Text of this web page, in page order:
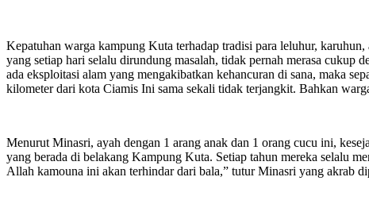
Kepatuhan warga kampung Kuta terhadap tradisi para leluhur,
yang setiap hari selalu dirundung masalah, tidak pernah merasa cukup
ada eksploitasi alam yang mengakibatkan kehancuran di sana, maka
kilometer dari kota Ciamis Ini sama sekali tidak terjangkit. Bahkan
Menurut Minasri, ayah dengan 1 arang anak dan 1 orang cucu ini,
yang berada di belakang Kampung Kuta. Setiap tahun mereka selalu
Allah kamouna ini akan terhindar dari bala,” tutur Minasri yang akrab